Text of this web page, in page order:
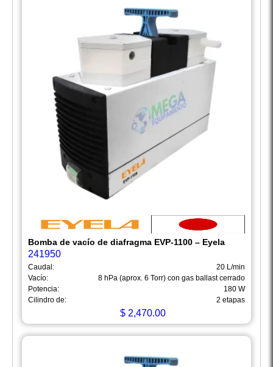
Bomba de vacío de diafragma EVP-1100 – Eyela
241950
Caudal:
20 L/min
Vacío:
8 hPa (aprox. 6 Torr) con gas ballast cerrado
Potencia:
180 W
Cilindro de:
2 etapas
$2,470.00